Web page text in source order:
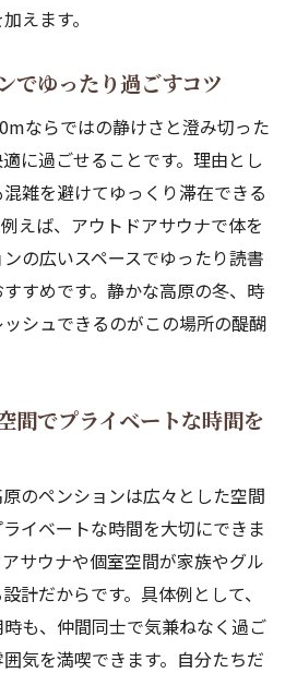
えます。
でゆったり過ごすコツ
ならではの静けさと澄み切った
に過ごせることです。理由とし
雑を避けてゆっくり滞在できる
えば、アウトドアサウナで体を
の広いスペースでゆったり読書
すめです。静かな高原の冬、時
シュできるのがこの場所の醍醐
間でプライベートな時間を
のペンションは広々とした空間
イベートな時間を大切にできま
サウナや個室空間が家族やグル
計だからです。具体例として、
も、仲間同士で気兼ねなく過ご
気を満喫できます。自分たちだ